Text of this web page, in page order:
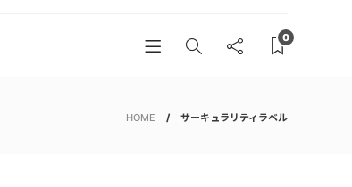
0
HOME サーキュラリティラベル